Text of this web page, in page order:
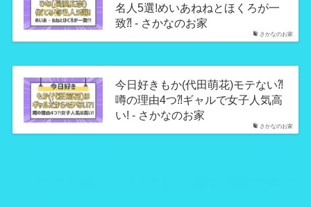
さかなのお家
名人5選!めいあねねとほくろが一
致⁈ - さかなのお家
さかなのお家
今日好きもか(代田萌花)モテない⁈
噂の理由4つ⁈ギャルで女子人気高
い! - さかなのお家